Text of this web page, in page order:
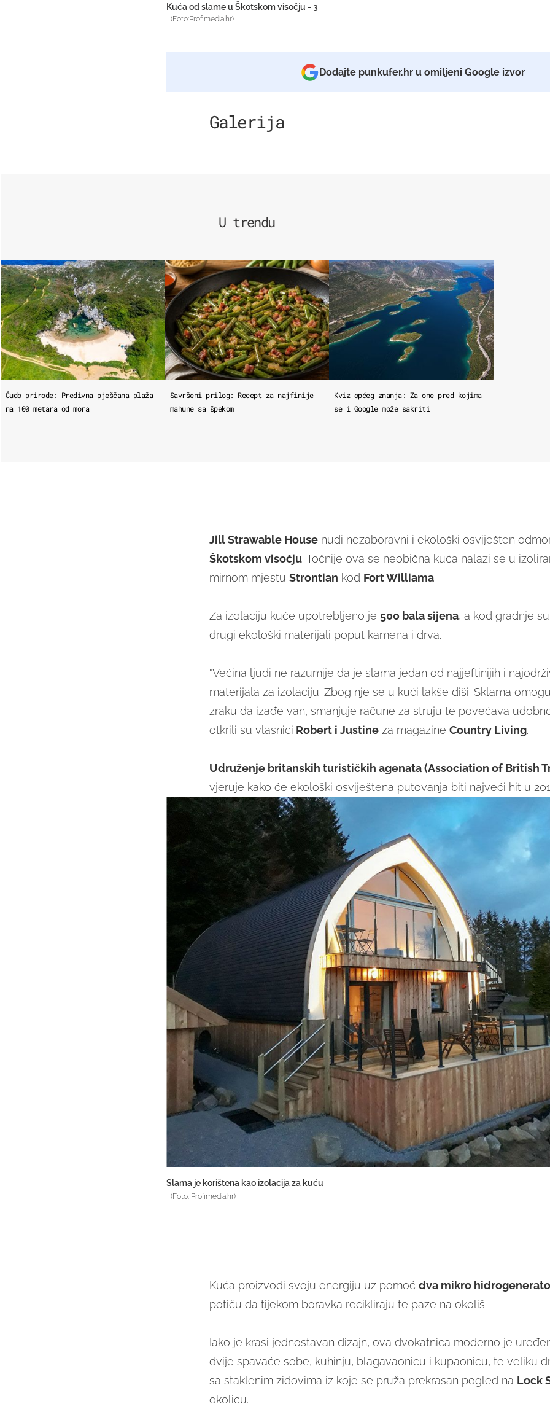
Kuća od slame u Škotskom visočju - 3
(Foto:Profimedia.hr)
Dodajte punkufer.hr u omiljeni Google izvor
Galerija
U trendu
Čudo prirode: Predivna pješčana plaža
na 100 metara od mora
Savršeni prilog: Recept za najfinije
mahune sa špekom
Kviz općeg znanja: Za one pred kojima
se i Google može sakriti
Jill Strawable Housenudi nezaboravni i ekološki osviješten
Škotskom visočju. Točnije ova se neobična kuća nalazi se u
mirnom mjestu Strontian kod Fort Williama.
Za izolaciju kuće upotrebljeno je 500 bala sijena, a kod gradnje
drugi ekološki materijali poput kamena i drva.
"Većina ljudi ne razumije da je slama jedan od najjeftinijih i
materijala za izolaciju. Zbog nje se u kući lakše diši. Sklama
zraku da izađe van, smanjuje račune za struju te povećava
otkrili su vlasnici Robert i Justineza magazine Country Living.
Udruženje britanskih turističkih agenata (Association of British
vjeruje kako će ekološki osviještena putovanja biti najveći hit u
Slama je korištena kao izolacija za kuću
(Foto: Profimedia.hr)
Kuća proizvodi svoju energiju uz pomoć dva mikro
potiču da tijekom boravka recikliraju te paze na okoliš.
Iako je krasi jednostavan dizajn, ova dvokatnica moderno je
dvije spavaće sobe, kuhinju, blagavaonicu i kupaonicu, te veliku
sa staklenim zidovima iz koje se pruža prekrasan pogled na Lock
okolicu.